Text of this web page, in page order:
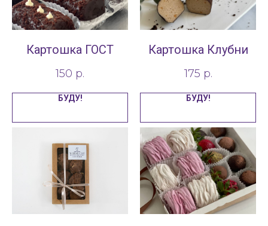
Картошка ГОСТ
150 р.
БУДУ!
Картошка Клубни
175 р.
БУДУ!